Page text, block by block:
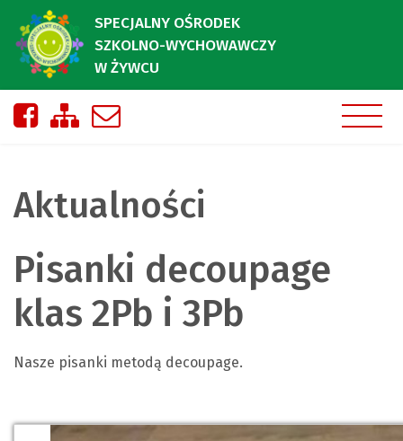
SPECJALNY OŚRODEK
SZKOLNO-WYCHOWAWCZY
W ŻYWCU
Nasza strona na Facebooku
Zobacz mapę strony
Aktualności
Pisanki decoupage
klas 2Pb i 3Pb
Nasze pisanki metodą decoupage.